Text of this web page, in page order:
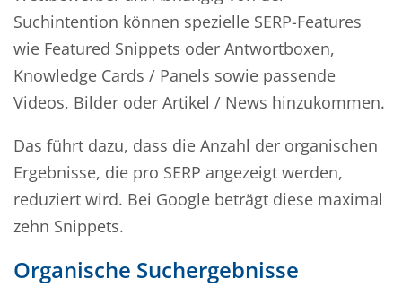
Suchintention können spezielle SERP-Features
wie Featured Snippets oder Antwortboxen,
Knowledge Cards / Panels sowie passende
Videos, Bilder oder Artikel / News hinzukommen.
Das führt dazu, dass die Anzahl der organischen
Ergebnisse, die pro SERP angezeigt werden,
reduziert wird. Bei Google beträgt diese maximal
zehn Snippets.
Organische Suchergebnisse